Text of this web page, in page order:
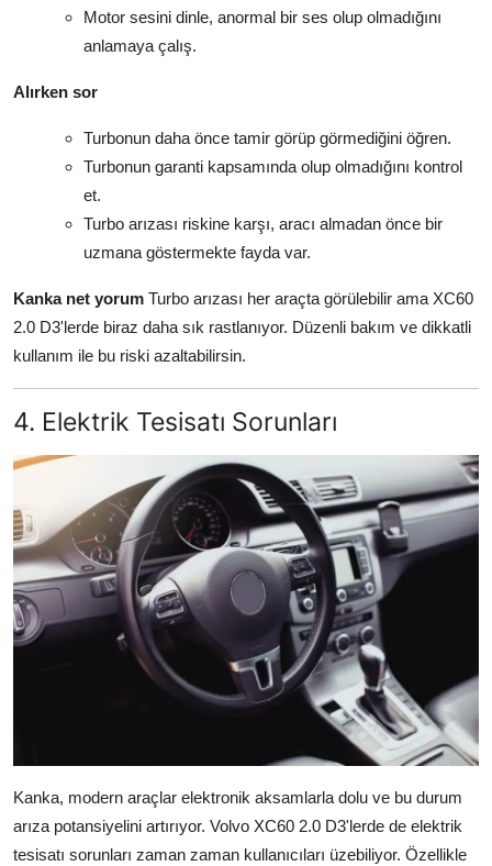
Motor sesini dinle, anormal bir ses olup olmadığını
anlamaya çalış.
Alırken sor
Turbonun daha önce tamir görüp görmediğini öğren.
Turbonun garanti kapsamında olup olmadığını kontrol
et.
Turbo arızası riskine karşı, aracı almadan önce bir
uzmana göstermekte fayda var.
Kanka net yorum Turbo arızası her araçta görülebilir ama XC60
2.0 D3'lerde biraz daha sık rastlanıyor. Düzenli bakım ve dikkatli
kullanım ile bu riski azaltabilirsin.
4. Elektrik Tesisatı Sorunları
Kanka, modern araçlar elektronik aksamlarla dolu ve bu durum
arıza potansiyelini artırıyor. Volvo XC60 2.0 D3'lerde de elektrik
tesisatı sorunları zaman zaman kullanıcıları üzebiliyor. Özellikle